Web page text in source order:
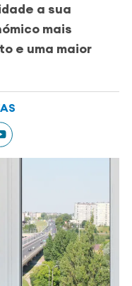
a sua
mais
e uma maior